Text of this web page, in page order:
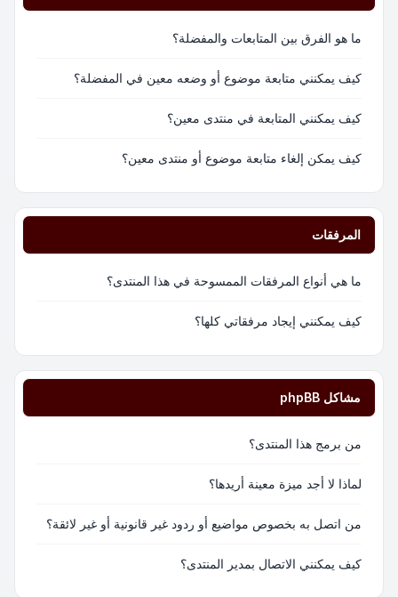
ما هو الفرق بين المتابعات والمفضلة؟
كيف يمكنني متابعة موضوع أو وضعه معين في المفضلة؟
كيف يمكنني المتابعة في منتدى معين؟
كيف يمكن إلغاء متابعة موضوع أو منتدى معين؟
المرفقات
ما هي أنواع المرفقات الممسوحة في هذا المنتدى؟
كيف يمكنني إيجاد مرفقاتي كلها؟
مشاكل phpBB
من برمج هذا المنتدى؟
لماذا لا أجد ميزة معينة أريدها؟
من اتصل به بخصوص مواضيع أو ردود غير قانونية أو غير لائقة؟
كيف يمكنني الاتصال بمدير المنتدى؟